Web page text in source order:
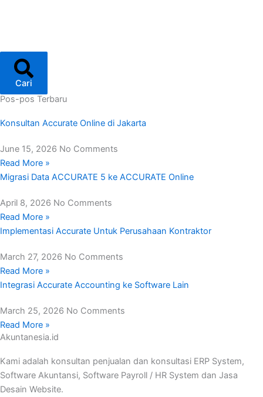
Cari
Pos-pos Terbaru
Konsultan Accurate Online di Jakarta
June 15, 2026 No Comments
Read More »
Migrasi Data ACCURATE 5 ke ACCURATE Online
April 8, 2026 No Comments
Read More »
Implementasi Accurate Untuk Perusahaan Kontraktor
March 27, 2026 No Comments
Read More »
Integrasi Accurate Accounting ke Software Lain
March 25, 2026 No Comments
Read More »
Akuntanesia.id
Kami adalah konsultan penjualan dan konsultasi ERP System,
Software Akuntansi, Software Payroll / HR System dan Jasa
Desain Website.